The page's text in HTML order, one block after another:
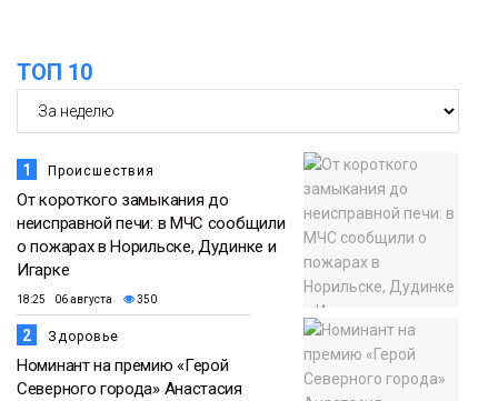
ТОП 10
1 Происшествия
От короткого замыкания до
неисправной печи: в МЧС сообщили
о пожарах в Норильске, Дудинке и
Игарке
18:25 06 августа 350
2 Здоровье
Номинант на премию «Герой
Северного города» Анастасия